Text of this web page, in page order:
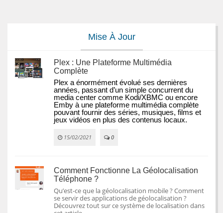
Mise À Jour
Plex : Une Plateforme Multimédia
Complète
Plex a énormément évolué ses dernières
années, passant d’un simple concurrent du
media center comme Kodi/XBMC ou encore
Emby à une plateforme multimédia complète
pouvant fournir des séries, musiques, films et
jeux vidéos en plus des contenus locaux.
15/02/2021 0
Comment Fonctionne La Géolocalisation
Téléphone ?
Qu’est-ce que la géolocalisation mobile ? Comment
se servir des applications de géolocalisation ?
Découvrez tout sur ce système de localisation dans